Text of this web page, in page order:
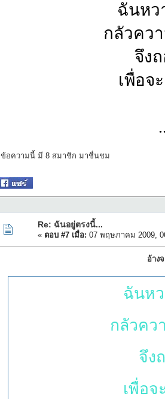
ฉันหว
กลัวควา
จึง
เพื่อจ
ข้อความนี้ มี 8 สมาชิก มาชื่นชม
Re: ฉันอยู่ตรงนี้...
« ตอบ #7 เมื่อ: 07 พฤษภาคม 2009,
อ้าง
ฉันห
กลัวคว
จึง
เพื่อจ